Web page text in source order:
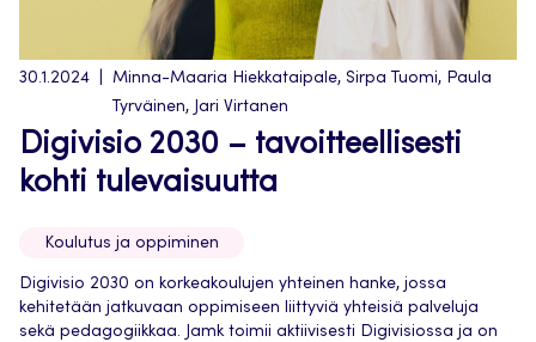
30.1.2024
Minna-Maaria Hiekkataipale, Sirpa Tuomi, Paula
Tyrväinen, Jari Virtanen
Digivisio 2030 – tavoitteellisesti
kohti tulevaisuutta
Koulutus ja oppiminen
Digivisio 2030 on korkeakoulujen yhteinen hanke, jossa
kehitetään jatkuvaan oppimiseen liittyviä yhteisiä palveluja
sekä pedagogiikkaa. Jamk toimii aktiivisesti Digivisiossa ja on